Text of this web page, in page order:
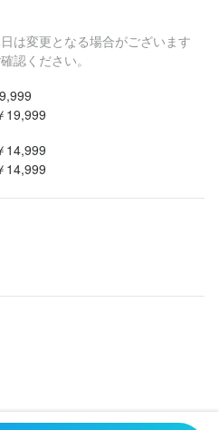
は変更となる場合がございます
認ください。
19,999
14,999
14,999